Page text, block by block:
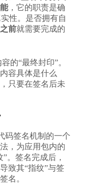
，它的职责是确
性。是否拥有自
前就需要完成的
的“最终封印”。
容具体是什么
只要在签名后未
码签名机制的一个
，为应用包内的
。签名完成后，
致其“指纹”与签
名。